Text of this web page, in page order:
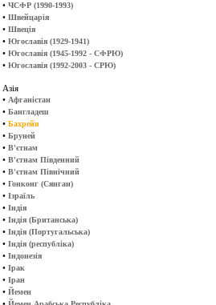
• ЧСФР (1990-1993)
• Швейцарія
• Швеція
• Югославія (1929-1941)
• Югославія (1945-1992 - СФРЮ)
• Югославія (1992-2003 - СРЮ)
Азія
• Афганістан
• Бангладеш
• Бахрейн
• Бруней
• В'єтнам
• В'єтнам Південний
• В'єтнам Північний
• Гонконг (Сянган)
• Ізраїль
• Індія
• Індія (Британська)
• Індія (Португальська)
• Індія (республіка)
• Індонезія
• Ірак
• Іран
• Йемен